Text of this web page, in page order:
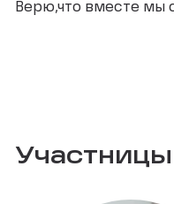
Верю,что вместе мы
Участницы